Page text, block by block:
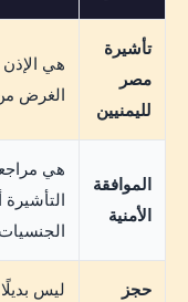
تأشيرة
مصر
لليمنيين
هي
الغرض
الموافقة
الأمنية
هي
حجز
ليس